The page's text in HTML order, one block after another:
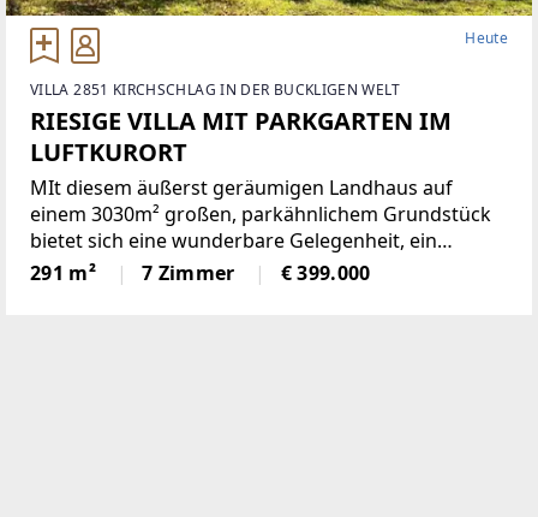
Heute
VILLA 2851 KIRCHSCHLAG IN DER BUCKLIGEN WELT
RIESIGE VILLA MIT PARKGARTEN IM
LUFTKURORT
MIt diesem äußerst geräumigen Landhaus auf
einem 3030m² großen, parkähnlichem Grundstück
bietet sich eine wunderbare Gelegenheit, ein
einmaliges Domizil in der beliebten Gemeinde
Krumbach zu schaffen!Das 1972 in Ziegelbauweise
291 m² 7 Zimmer € 399.000